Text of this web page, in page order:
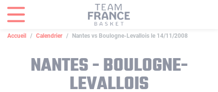
Accueil Calendrier Nantes vs Boulogne-Levallois le 14/11/2008
NANTES - BOULOGNE-
LEVALLOIS
Panneau de gestion des cookies